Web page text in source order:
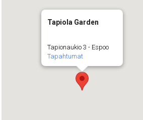
Tapiola Garden
Tapionaukio 3 - Espoo
Tapahtumat